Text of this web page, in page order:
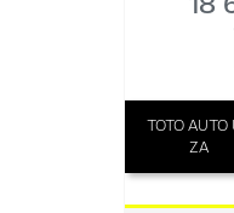
TOTO AUTO
ZA